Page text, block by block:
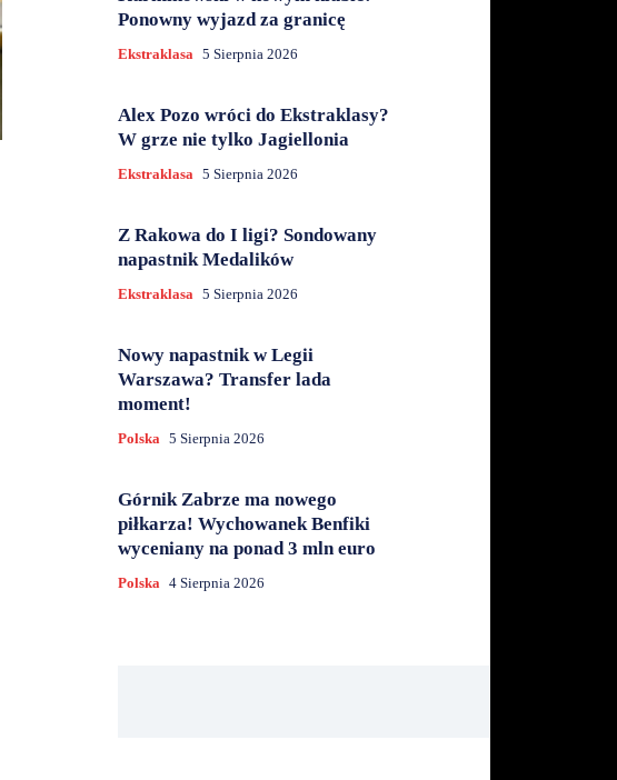
Ponowny wyjazd za granicę
Ekstraklasa 5 Sierpnia 2026
Alex Pozo wróci do Ekstraklasy?
W grze nie tylko Jagiellonia
Ekstraklasa 5 Sierpnia 2026
Z Rakowa do I ligi? Sondowany
napastnik Medalików
Ekstraklasa 5 Sierpnia 2026
Nowy napastnik w Legii
Warszawa? Transfer lada
moment!
Polska 5 Sierpnia 2026
Górnik Zabrze ma nowego
piłkarza! Wychowanek Benfiki
wyceniany na ponad 3 mln euro
Polska 4 Sierpnia 2026